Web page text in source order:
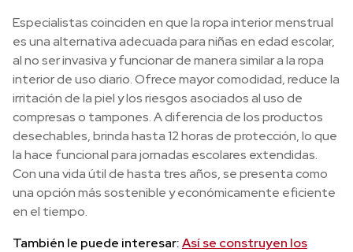
Especialistas coinciden en que la ropa interior menstrual
es una alternativa adecuada para niñas en edad escolar,
al no ser invasiva y funcionar de manera similar a la ropa
interior de uso diario. Ofrece mayor comodidad, reduce la
irritación de la piel y los riesgos asociados al uso de
compresas o tampones. A diferencia de los productos
desechables, brinda hasta 12 horas de protección, lo que
la hace funcional para jornadas escolares extendidas.
Con una vida útil de hasta tres años, se presenta como
una opción más sostenible y económicamente eficiente
en el tiempo.
También le puede interesar:Así se construyen los